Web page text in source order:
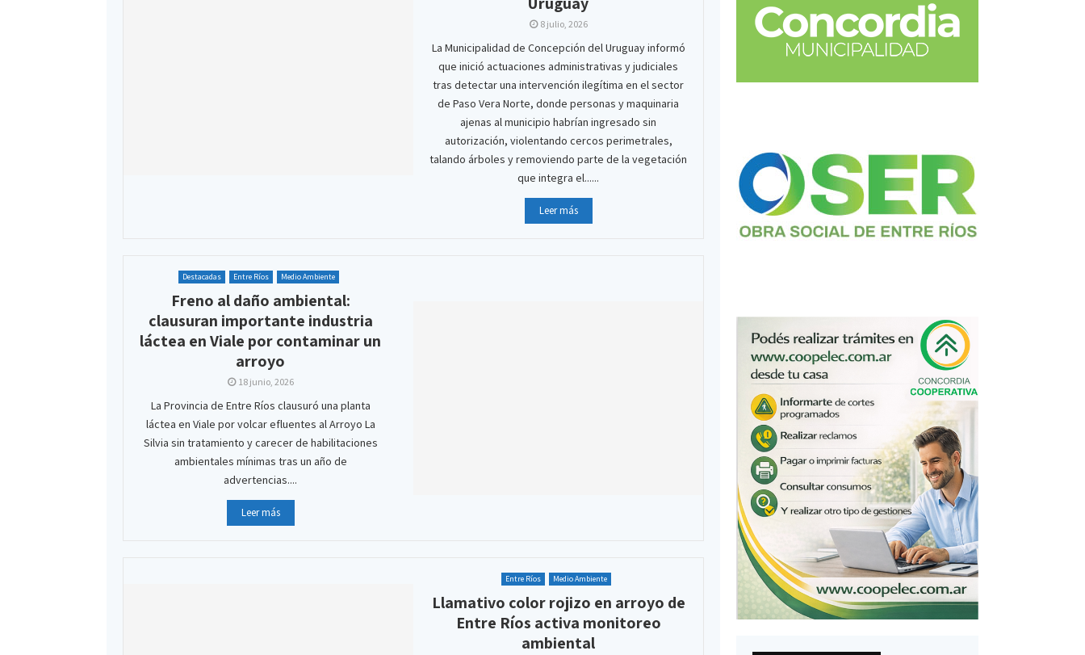
8 julio, 2026
La Municipalidad de Concepción del Uruguay informó
que inició actuaciones administrativas y judiciales
tras detectar una intervención ilegítima en el sector
de Paso Vera Norte, donde personas y maquinaria
ajenas al municipio habrían ingresado sin
autorización, violentando cercos perimetrales,
talando árboles y removiendo parte de la vegetación
que integra el......
Leer más
Destacadas Entre Ríos Medio Ambiente
Freno al daño ambiental:
clausuran importante industria
láctea en Viale por contaminar un
arroyo
18 junio, 2026
La Provincia de Entre Ríos clausuró una planta
láctea en Viale por volcar efluentes al Arroyo La
Silvia sin tratamiento y carecer de habilitaciones
ambientales mínimas tras un año de
advertencias....
Leer más
Entre Ríos Medio Ambiente
Llamativo color rojizo en arroyo de
Entre Ríos activa monitoreo
ambiental